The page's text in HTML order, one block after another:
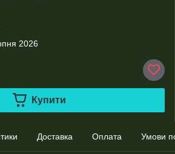
2026
Купити
Доставка Оплата Умови